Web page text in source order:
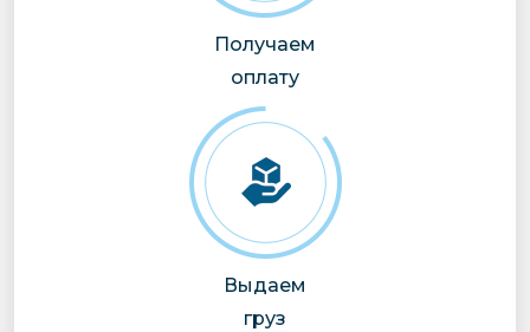
Получаем
оплату
Выдаем
груз